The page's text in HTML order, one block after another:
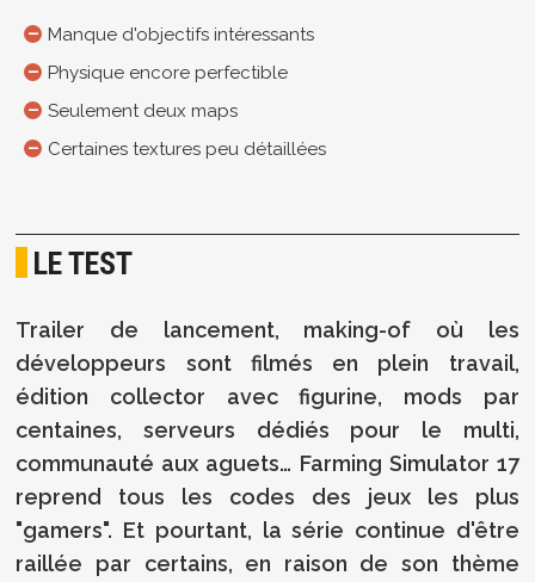
Manque d'objectifs intéressants
Physique encore perfectible
Seulement deux maps
Certaines textures peu détaillées
LE TEST
Trailer de lancement, making-of où les
développeurs sont filmés en plein travail,
édition collector avec figurine, mods par
centaines, serveurs dédiés pour le multi,
communauté aux aguets… Farming Simulator 17
reprend tous les codes des jeux les plus
"gamers". Et pourtant, la série continue d'être
raillée par certains, en raison de son thème